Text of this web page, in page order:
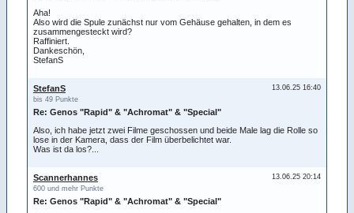
Aha!
Also wird die Spule zunächst nur vom Gehäuse gehalten, in dem es
zusammengesteckt wird?
Raffiniert.
Dankeschön,
StefanS
13.06.25 16:40
StefanS
bis 49 Punkte
Re: Genos "Rapid" & "Achromat" & "Special"
Also, ich habe jetzt zwei Filme geschossen und beide Male lag die Rolle so
lose in der Kamera, dass der Film überbelichtet war.
Was ist da los?...
13.06.25 20:14
Scannerhannes
600 und mehr Punkte
Re: Genos "Rapid" & "Achromat" & "Special"